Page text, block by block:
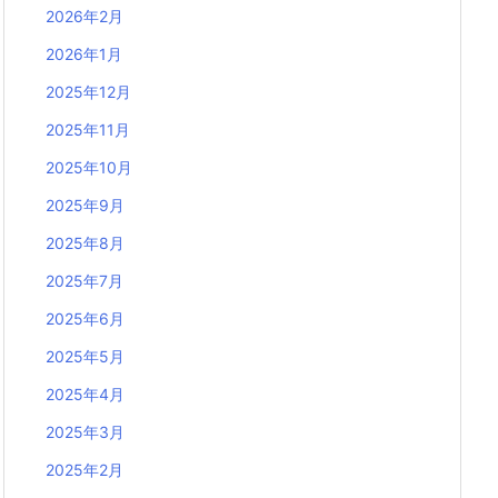
2026年2月
2026年1月
2025年12月
2025年11月
2025年10月
2025年9月
2025年8月
2025年7月
2025年6月
2025年5月
2025年4月
2025年3月
2025年2月